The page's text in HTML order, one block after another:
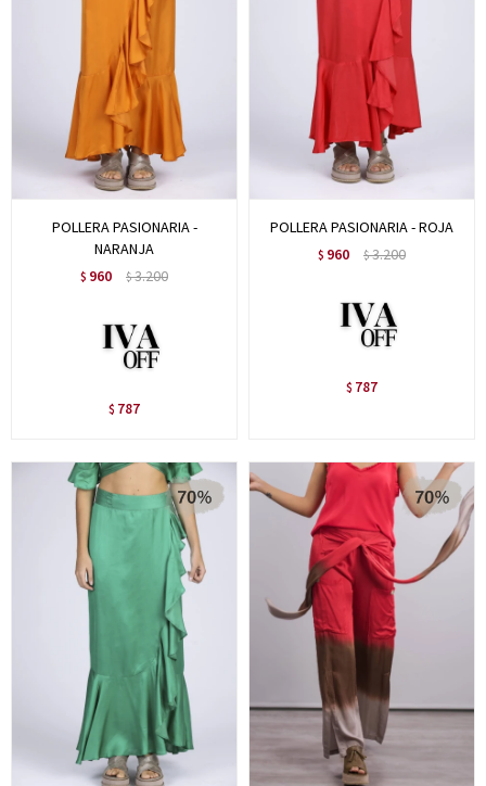
POLLERA PASIONARIA -
NARANJA
$ 960 $3.200
$ 787
POLLERA PASIONARIA - ROJA
$ 960 $3.200
$ 787